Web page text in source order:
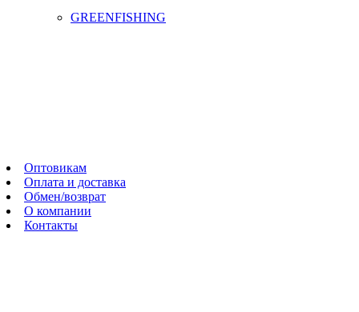
GREENFISHING
Оптовикам
Оплата и доставка
Обмен/возврат
О компании
Контакты